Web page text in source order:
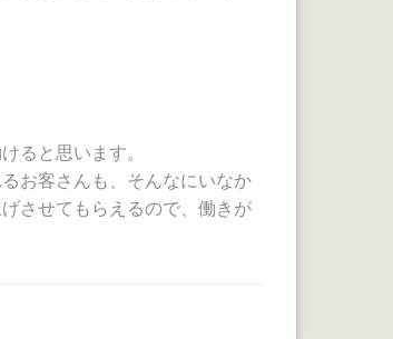
ると思います。
お客さんも、そんなにいなか
させてもらえるので、働きが